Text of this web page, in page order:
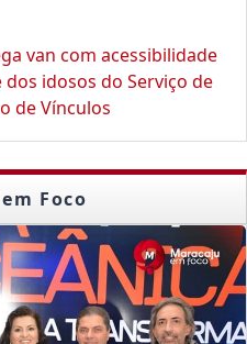
van com acessibilidade
idosos do Serviço de
de Vínculos
Foco